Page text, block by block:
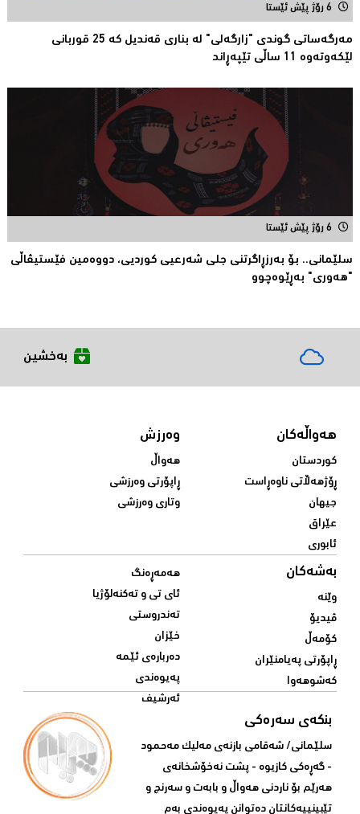
6 رۆژ پێش ئێستا
مەرگەساتی گوندی "زارگەلی" لە بناری قەندیل کە 25 قوربانى
لێکەوتەوە 11 ساڵى تێپەڕاند
6 رۆژ پێش ئێستا
سلێمانی.. بۆ بەرزڕاگرتنی جلی شەرعیی كوردیی، دووەمین فێستیڤاڵی
"هەوری" بەڕێوەچوو
بەخشین
هەواڵەکان
کوردستان
ڕۆژهەڵاتی ناوەڕاست
جیهان
عێراق
ئابوری
وەرزش
هەواڵ
ڕاپۆرتی وەرزشی
وتاری وەرزشی
بەشەکان
وێنە
ڤیدیۆ
کۆمەڵ
ڕاپۆرتی پەیامنێران
کەشوهەوا
هەمەڕەنگ
ئای تی و تەکنەلۆژیا
تەندروستی
خێزان
دەربارەی ئێمە
پەیوەندی
ئەرشیف
بنکەی سەرەکی
سلێمانی/ شه‌قامی بازنه‌ی مه‌لیک مه‌حمود
- گه‌ڕه‌کی کازیوه‌ - پشت نه‌خۆشخانه‌ی‌
هه‌رێم بۆ ناردنی‌ هه‌واڵ و بابه‌ت و سه‌رنج و
تێبینییه‌كانتان ده‌توانن په‌یوه‌ندی‌ به‌م